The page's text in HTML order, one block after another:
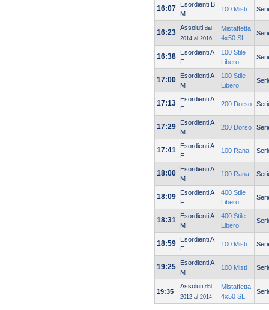
16:07
Esordienti B
M
100 Misti
16:23
Assoluti dal
2014 al 2016
Mistaffetta
4x50 SL
16:38
Esordienti A
F
100 Stile
Libero
17:00
Esordienti A
M
100 Stile
Libero
17:13
Esordienti A
F
200 Dorso
17:29
Esordienti A
M
200 Dorso
17:41
Esordienti A
F
100 Rana
18:00
Esordienti A
M
100 Rana
18:09
Esordienti A
F
400 Stile
Libero
18:31
Esordienti A
M
400 Stile
Libero
18:59
Esordienti A
F
100 Misti
19:25
Esordienti A
M
100 Misti
19:35
Assoluti dal
2012 al 2014
Mistaffetta
4x50 SL